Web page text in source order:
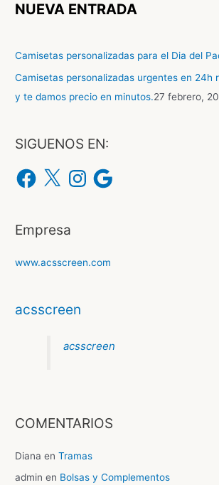
NUEVA ENTRADA
Camisetas personalizadas para el Dia del
Camisetas personalizadas urgentes en 24h
y te damos precio en minutos.27 febrero,
SIGUENOS EN:
Empresa
www.acsscreen.com
acsscreen
acsscreen
COMENTARIOS
Diana enTramas
admin en Bolsas y Complementos